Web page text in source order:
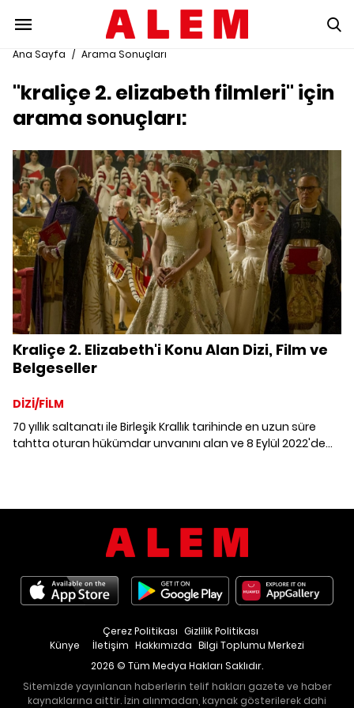
Ana Sayfa / Arama Sonuçları
"kraliçe 2. elizabeth filmleri" için
arama sonuçları:
Kraliçe 2. Elizabeth'i Konu Alan Dizi, Film ve
Belgeseller
DİZİ/FİLM
70 yıllık saltanatı ile Birleşik Krallık tarihinde en uzun süre
tahtta oturan hükümdar unvanını alan ve 8 Eylül 2022'de
Künye İletişim Hakkımızda Bilgi Toplumu Merkezi
Çerez Politikası Gizlilik Politikası
2026 © Tüm Medya Hakları Saklıdır.
Sitemizde yayınlanan haberlerin telif hakları gazete ve haber
kaynaklarına aittir. İzin alınmadan, kaynak gösterilerek dahi